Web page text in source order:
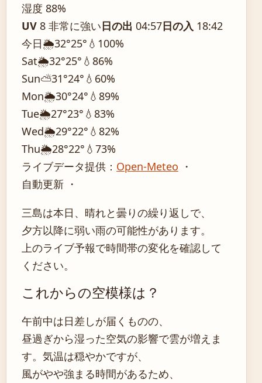
湿度 88%
UV 8 非常に強い日の出 04:57日の入 18:42
今日🌦️32°25° 💧100%
Sat🌦️32°25° 💧86%
Sun⛅31°24° 💧60%
Mon🌦️30°24° 💧89%
Tue🌦️27°23° 💧83%
Wed🌦️29°22° 💧82%
Thu🌦️28°22° 💧73%
ライブデータ提供： Open-Meteo ・
自動更新 ・
三島は本日、晴れと曇りの繰り返しで、
夕方以降に弱い雨の可能性があります。
上のライブ予報で時間帯の変化を確認して
ください。
これからの空模様は？
午前中は日差しが届くものの、
昼過ぎから湿った空気の影響で雲が増えま
す。気温は穏やかですが、
風がやや強まる時間があるため、